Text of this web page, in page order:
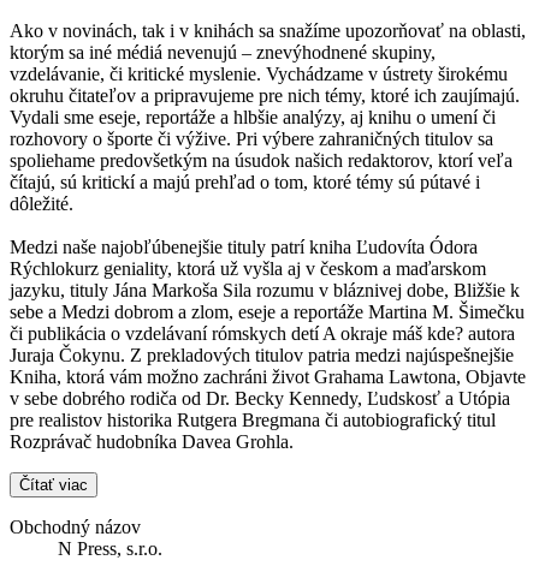
Ako v novinách, tak i v knihách sa snažíme upozorňovať na oblasti,
ktorým sa iné médiá nevenujú – znevýhodnené skupiny,
vzdelávanie, či kritické myslenie. Vychádzame v ústrety širokému
okruhu čitateľov a pripravujeme pre nich témy, ktoré ich zaujímajú.
Vydali sme eseje, reportáže a hlbšie analýzy, aj knihu o umení či
rozhovory o športe či výžive. Pri výbere zahraničných titulov sa
spoliehame predovšetkým na úsudok našich redaktorov, ktorí veľa
čítajú, sú kritickí a majú prehľad o tom, ktoré témy sú pútavé i
dôležité.
Medzi naše najobľúbenejšie tituly patrí kniha Ľudovíta Ódora
Rýchlokurz geniality, ktorá už vyšla aj v českom a maďarskom
jazyku, tituly Jána Markoša Sila rozumu v bláznivej dobe, Bližšie k
sebe a Medzi dobrom a zlom, eseje a reportáže Martina M. Šimečku
či publikácia o vzdelávaní rómskych detí A okraje máš kde? autora
Juraja Čokynu. Z prekladových titulov patria medzi najúspešnejšie
Kniha, ktorá vám možno zachráni život Grahama Lawtona, Objavte
v sebe dobrého rodiča od Dr. Becky Kennedy, Ľudskosť a Utópia
pre realistov historika Rutgera Bregmana či autobiografický titul
Rozprávač hudobníka Davea Grohla.
Čítať viac
Obchodný názov
N Press, s.r.o.